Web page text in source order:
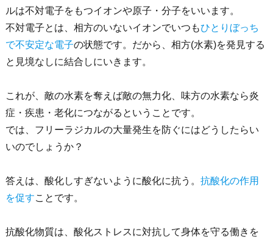
ルは不対電子をもつイオンや原子・分子をいいます。
不対電子とは、相方のいないイオンでいつもひとりぼっち
で不安定な電子の状態です。だから、相方(水素)を発見する
と見境なしに結合しにいきます。
これが、敵の水素を奪えば敵の無力化、味方の水素なら炎
症・疾患・老化につながるということです。
では、フリーラジカルの大量発生を防ぐにはどうしたらい
いのでしょうか？
答えは、酸化しすぎないように酸化に抗う。 抗酸化の作用
を促すことです。
抗酸化物質は、酸化ストレスに対抗して身体を守る働きを